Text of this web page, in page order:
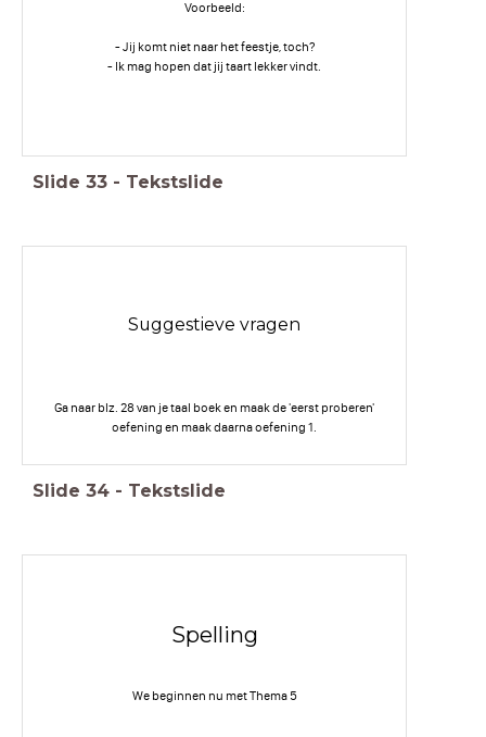
Voorbeeld:
- Jij komt niet naar het feestje, toch?
- Ik mag hopen dat jij taart lekker vindt.
Slide 33 - Tekstslide
Suggestieve vragen
Ga naar blz. 28 van je taal boek en maak de 'eerst proberen'
oefening en maak daarna oefening 1.
Slide 34 - Tekstslide
Spelling
We beginnen nu met Thema 5